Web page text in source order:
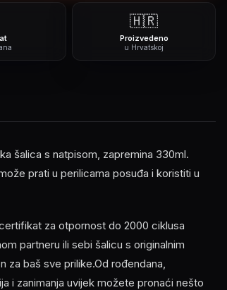
🇭🇷
Proizvedeno
u Hrvatskoj
šalica s natpisom, zapremina 330ml.
prati u perilicama posuđa i koristiti u
za otpornost do 2000 ciklusa
partneru ili sebi šalicu s originalnim
za baš sve prilike.Od rođendana,
i zanimanja uvijek možete pronaći nešto